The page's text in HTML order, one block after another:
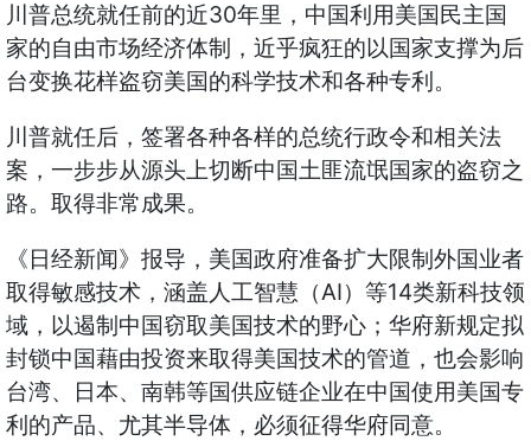
川普总统就任前的近30年里，中国利用美国民主国
家的自由市场经济体制，近乎疯狂的以国家支撑为后
台变换花样盗窃美国的科学技术和各种专利。
川普就任后，签署各种各样的总统行政令和相关法
案，一步步从源头上切断中国土匪流氓国家的盗窃之
路。取得非常成果。
《日经新闻》报导，美国政府准备扩大限制外国业者
取得敏感技术，涵盖人工智慧（AI）等14类新科技领
域，以遏制中国窃取美国技术的野心；华府新规定拟
封锁中国藉由投资来取得美国技术的管道，也会影响
台湾、日本、南韩等国供应链企业在中国使用美国专
利的产品、尤其半导体，必须征得华府同意。